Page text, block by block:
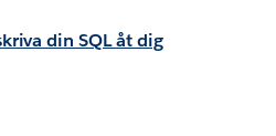
din SQL åt dig